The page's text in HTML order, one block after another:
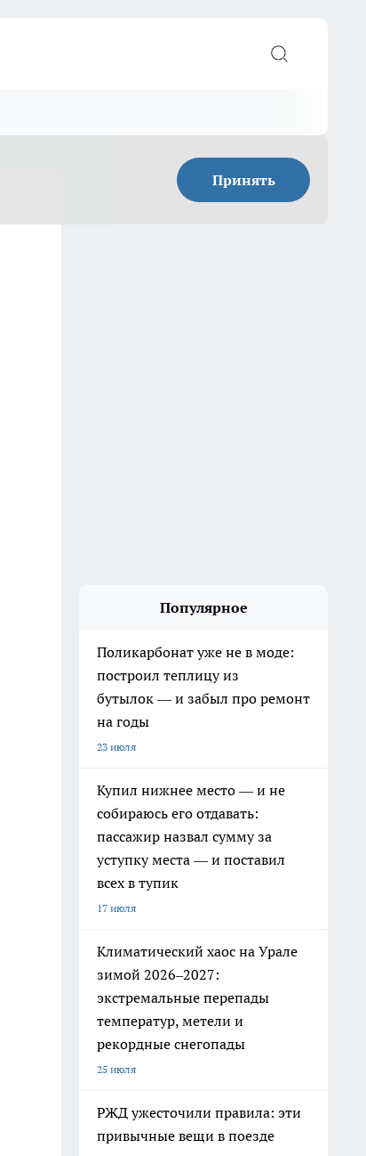
Принять
Популярное
Поликарбонат уже не в моде:
построил теплицу из
бутылок — и забыл про ремонт
на годы
23 июля
Купил нижнее место — и не
собираюсь его отдавать:
пассажир назвал сумму за
уступку места — и поставил
всех в тупик
17 июля
Климатический хаос на Урале
зимой 2026–2027:
экстремальные перепады
температур, метели и
рекордные снегопады
25 июля
РЖД ужесточили правила: эти
привычные вещи в поезде